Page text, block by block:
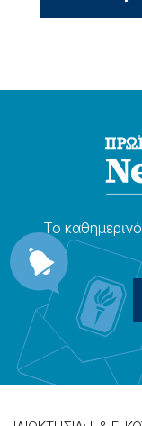
Το